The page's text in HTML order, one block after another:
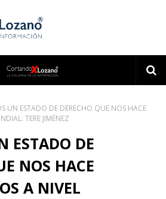
UN ESTADO DE DERECHO QUE NOS HACE
TERE JIMÉNEZ
ESTADO DE
NOS HACE
A NIVEL